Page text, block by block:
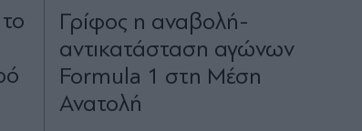
Γρίφος η αναβολή-
αντικατάσταση αγώνων
Formula 1 στη Μέση
Ανατολή